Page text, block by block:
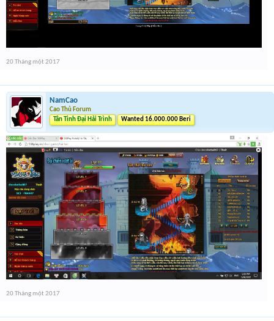
20 Tháng một 2017
NamCao
Cao Thủ Forum
Tân Tinh Đại Hải Trình
Wanted 16.000.000 Beri
20 Tháng một 2017